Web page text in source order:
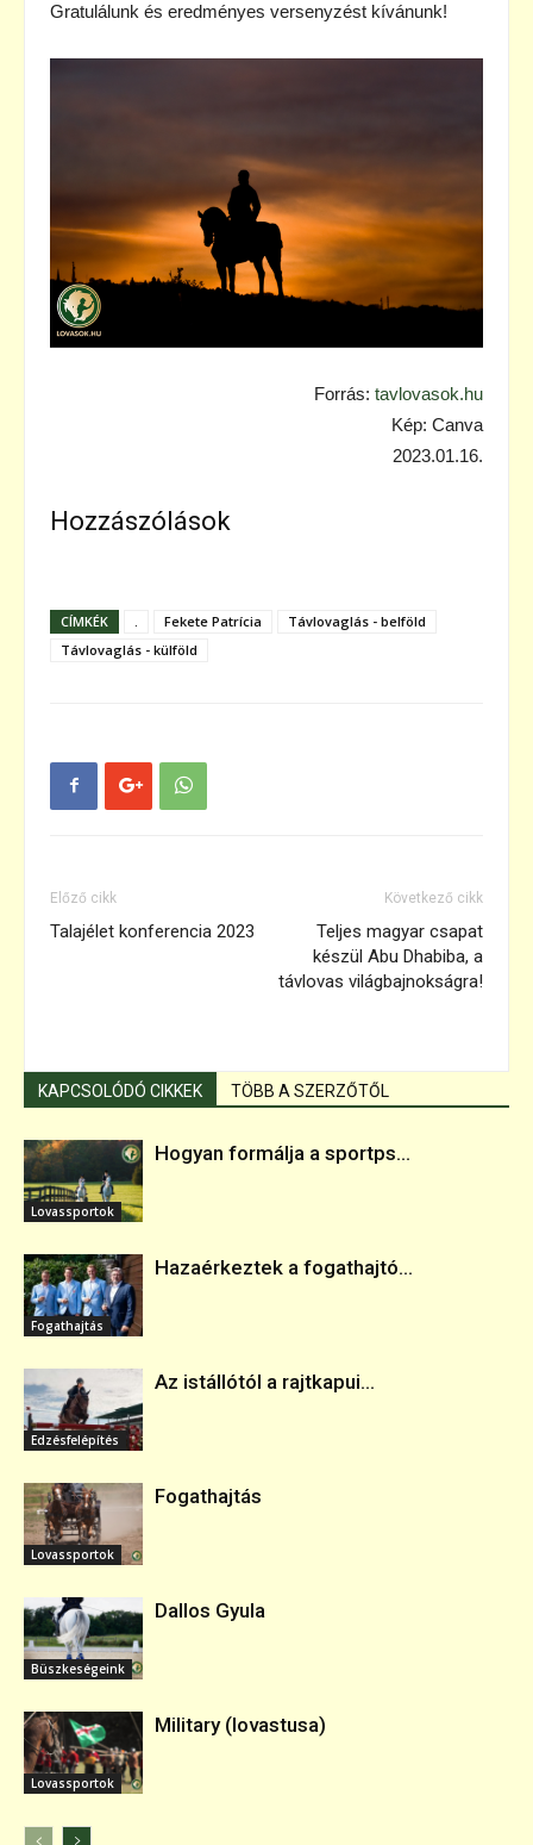
Gratulálunk és eredményes versenyzést kívánunk!
Forrás: tavlovasok.hu
Kép: Canva
2023.01.16.
Hozzászólások
CÍMKÉK Fekete Patrícia
Távlovaglás - belföld
Távlovaglás - külföld
Előző cikk
Talajélet konferencia 2023
Következő cikk
Teljes magyar csapat
készül Abu Dhabiba, a
távlovas világbajnokságra!
KAPCSOLÓDÓ CIKKEK TÖBB A SZERZŐTŐL
Lovassportok
Hogyan formálja a sportps...
Fogathajtás
Hazaérkeztek a fogathajtó...
Edzésfelépítés
Az istállótól a rajtkapui...
Lovassportok
Fogathajtás
Büszkeségeink
Dallos Gyula
Lovassportok
Military (lovastusa)